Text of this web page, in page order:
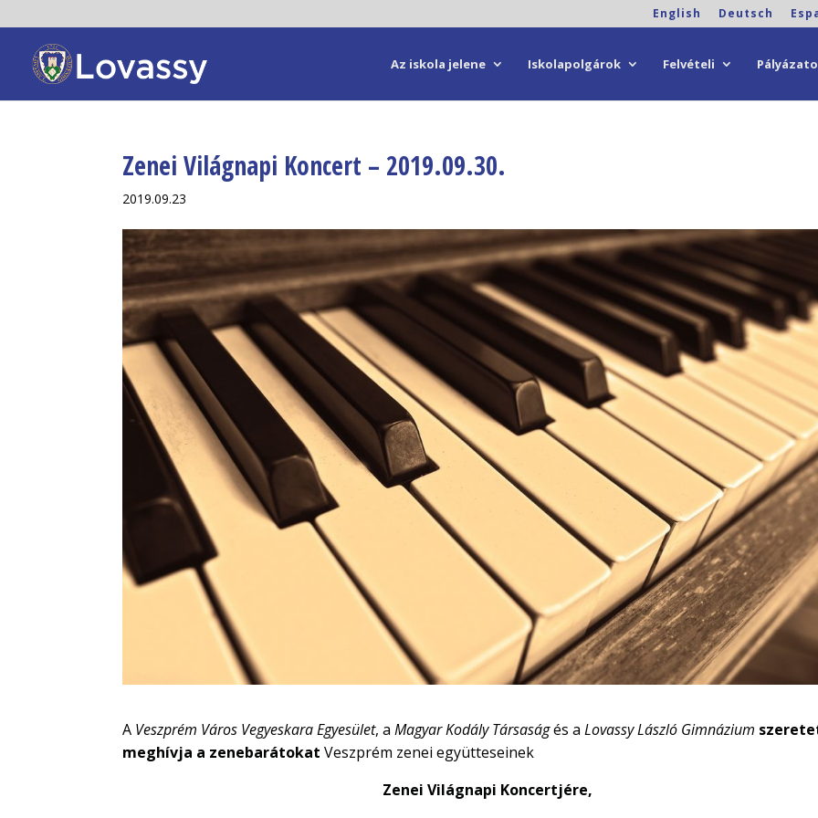
English Deutsch
Az iskola jelene Iskolapolgárok Felvételi
Zenei Világnapi Koncert – 2019.09.30.
2019.09.23
A Veszprém Város Vegyeskara Egyesület, aMagyar Kodály Társaságés aLovassy László Gimnázium
meghívja a zenebarátokatVeszprém zenei együtteseinek
Zenei Világnapi Koncertjére,